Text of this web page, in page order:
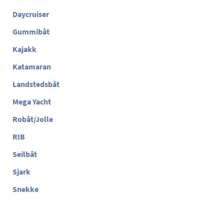
Daycruiser
Gummibåt
Kajakk
Katamaran
Landstedsbåt
Mega Yacht
Robåt/Jolle
RIB
Seilbåt
Sjark
Snekke